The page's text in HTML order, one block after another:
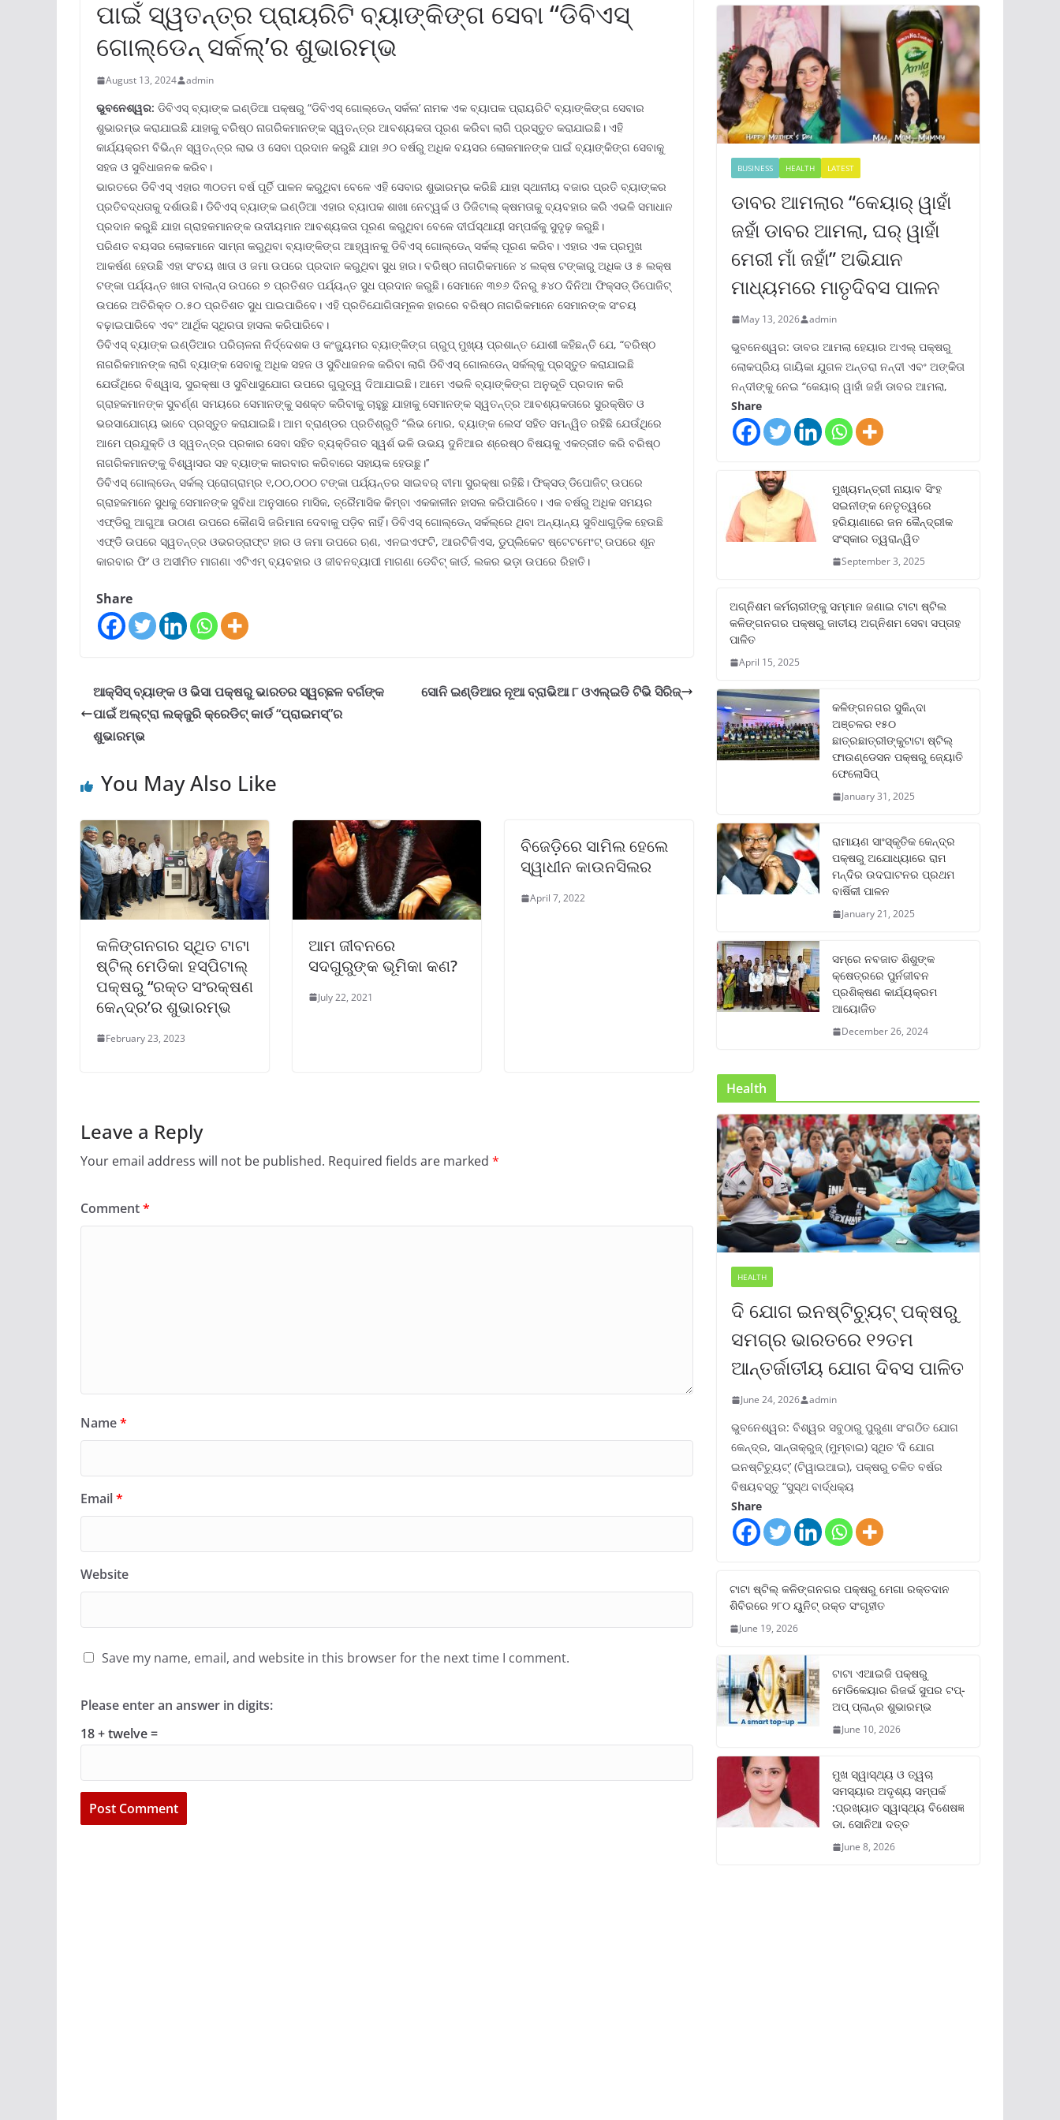
ପାଇଁ ସ୍ୱତନ୍ତ୍ର ପ୍ରାୟରିଟି ବ୍ୟାଙ୍କିଙ୍ଗ ସେବା “ଡିବିଏସ୍
ଗୋଲ୍‌ଡେନ୍ ସର୍କଲ୍‌’ର ଶୁଭାରମ୍ଭ
August 13, 2024 admin
ଭୁବନେଶ୍ୱର: ଡିବିଏସ୍ ବ୍ୟାଙ୍କ ଇଣ୍ଡିଆ ପକ୍ଷରୁ “ଡିବିଏସ୍ ଗୋଲ୍‌ଡେନ୍ ସର୍କଲ’ ନାମକ ଏକ ବ୍ୟାପକ ପ୍ରାୟରିଟି ବ୍ୟାଙ୍କିଙ୍ଗ ସେବାର
ଶୁଭାରମ୍ଭ କରାଯାଇଛି ଯାହାକୁ ବରିଷ୍ଠ ନାଗରିକମାନଙ୍କ ସ୍ୱତନ୍ତ୍ର ଆବଶ୍ୟକତା ପୂରଣ କରିବା ଲାଗି ପ୍ରସ୍ତୁତ କରାଯାଇଛି। ଏହି
କାର୍ଯ୍ୟକ୍ରମ ବିଭିନ୍ନ ସ୍ୱତନ୍ତ୍ର ଲାଭ ଓ ସେବା ପ୍ରଦାନ କରୁଛି ଯାହା ୬୦ ବର୍ଷରୁ ଅଧିକ ବୟସର ଲୋକମାନଙ୍କ ପାଇଁ ବ୍ୟାଙ୍କିଙ୍ଗ ସେବାକୁ
ସହଜ ଓ ସୁବିଧାଜନକ କରିବ।
ଭାରତରେ ଡିବିଏସ୍ ଏହାର ୩୦ତମ ବର୍ଷ ପୂର୍ତି ପାଳନ କରୁଥିବା ବେଳେ ଏହି ସେବାର ଶୁଭାରମ୍ଭ କରିଛି ଯାହା ସ୍ଥାନୀୟ ବଜାର ପ୍ରତି ବ୍ୟାଙ୍କର
ପ୍ରତିବଦ୍ଧତାକୁ ଦର୍ଶାଉଛି। ଡିବିଏସ୍ ବ୍ୟାଙ୍କ ଇଣ୍ଡିଆ ଏହାର ବ୍ୟାପକ ଶାଖା ନେଟ୍‌ୱର୍କ ଓ ଡିଜିଟାଲ୍ କ୍ଷମତାକୁ ବ୍ୟବହାର କରି ଏଭଳି ସମାଧାନ
ପ୍ରଦାନ କରୁଛି ଯାହା ଗ୍ରାହକମାନଙ୍କ ଉଦୀୟମାନ ଆବଶ୍ୟକତା ପୂରଣ କରୁଥିବା ବେଳେ ଦୀର୍ଘସ୍ଥାୟୀ ସମ୍ପର୍କକୁ ସୁଦୃଢ଼ କରୁଛି।
ପରିଣତ ବୟସର ଲୋକମାନେ ସାମ୍ନା କରୁଥିବା ବ୍ୟାଙ୍କିଙ୍ଗ ଆହ୍ୱାନକୁ ଡିବିଏସ୍ ଗୋଲ୍‌ଡେନ୍ ସର୍କଲ୍ ପୂରଣ କରିବ। ଏହାର ଏକ ପ୍ରମୁଖ
ଆକର୍ଷଣ ହେଉଛି ଏହା ସଂଚୟ ଖାତା ଓ ଜମା ଉପରେ ପ୍ରଦାନ କରୁଥିବା ସୁଧ ହାର। ବରିଷ୍ଠ ନାଗରିକମାନେ ୪ ଲକ୍ଷ ଟଙ୍କାରୁ ଅଧିକ ଓ ୫ ଲକ୍ଷ
ଟଙ୍କା ପର୍ଯ୍ୟନ୍ତ ଖାତା ବାଲାନ୍ସ ଉପରେ ୭ ପ୍ରତିଶତ ପର୍ଯ୍ୟନ୍ତ ସୁଧ ପ୍ରଦାନ କରୁଛି। ସେମାନେ ୩୭୬ ଦିନରୁ ୫୪୦ ଦିନିଆ ଫିକ୍ସଡ୍ ଡିପୋଜିଟ୍
ଉପରେ ଅତିରିକ୍ତ ୦.୫୦ ପ୍ରତିଶତ ସୁଧ ପାଇପାରିବେ। ଏହି ପ୍ରତିଯୋଗିତାମୂଳକ ହାରରେ ବରିଷ୍ଠ ନାଗରିକମାନେ ସେମାନଙ୍କ ସଂଚୟ
ବଢ଼ାଇପାରିବେ ଏବଂ ଆର୍ଥିକ ସ୍ଥିରତା ହାସଲ କରିପାରିବେ।
ଡିବିଏସ୍ ବ୍ୟାଙ୍କ ଇଣ୍ଡିଆର ପରିଚାଳନା ନିର୍ଦ୍ଦେଶକ ଓ କଂଜ୍ୟୁମର ବ୍ୟାଙ୍କିଙ୍ଗ ଗ୍ରୁପ୍ ମୁଖ୍ୟ ପ୍ରଶାନ୍ତ ଯୋଶୀ କହିଛନ୍ତି ଯେ, “ବରିଷ୍ଠ
ନାଗରିକମାନଙ୍କ ଲାଗି ବ୍ୟାଙ୍କ ସେବାକୁ ଅଧିକ ସହଜ ଓ ସୁବିଧାଜନକ କରିବା ଲାଗି ଡିବିଏସ୍ ଗୋଲଡେନ୍ ସର୍କଲ୍‌କୁ ପ୍ରସ୍ତୁତ କରାଯାଇଛି
ଯେଉଁଥିରେ ବିଶ୍ୱାସ, ସୁରକ୍ଷା ଓ ସୁବିଧାସୁଯୋଗ ଉପରେ ଗୁରୁତ୍ୱ ଦିଆଯାଇଛି। ଆମେ ଏଭଳି ବ୍ୟାଙ୍କିଙ୍ଗ ଅନୁଭୂତି ପ୍ରଦାନ କରି
ଗ୍ରାହକମାନଙ୍କ ସୁବର୍ଣ୍ଣ ସମୟରେ ସେମାନଙ୍କୁ ସଶକ୍ତ କରିବାକୁ ଚାହୁଛୁ ଯାହାକୁ ସେମାନଙ୍କ ସ୍ୱତନ୍ତ୍ର ଆବଶ୍ୟକତାରେ ସୁରକ୍ଷିତ ଓ
ଭରସାଯୋଗ୍ୟ ଭାବେ ପ୍ରସ୍ତୁତ କରାଯାଇଛି। ଆମ ବ୍ରାଣ୍ଡର ପ୍ରତିଶ୍ରୁତି “ଲିଭ ମୋର, ବ୍ୟାଙ୍କ ଲେସ’ ସହିତ ସମନ୍ୱିତ ରହିଛି ଯେଉଁଥିରେ
ଆମେ ପ୍ରଯୁକ୍ତି ଓ ସ୍ୱତନ୍ତ୍ର ପ୍ରକାର ସେବା ସହିତ ବ୍ୟକ୍ତିଗତ ସ୍ୱର୍ଶ ଭଳି ଉଭୟ ଦୁନିଆର ଶ୍ରେଷ୍ଠ ବିଷୟକୁ ଏକତ୍ରୀତ କରି ବରିଷ୍ଠ
ନାଗରିକମାନଙ୍କୁ ବିଶ୍ୱାସର ସହ ବ୍ୟାଙ୍କ କାରବାର କରିବାରେ ସହାୟକ ହେଉଛୁ।’’
ଡିବିଏସ୍ ଗୋଲ୍‌ଡେନ୍ ସର୍କଲ୍ ପ୍ରୋଗ୍ରାମ୍‌ର ୧,୦୦,୦୦୦ ଟଙ୍କା ପର୍ଯ୍ୟନ୍ତର ସାଇବର୍ ବୀମା ସୁରକ୍ଷା ରହିଛି। ଫିକ୍ସଡ୍ ଡିପୋଜିଟ୍ ଉପରେ
ଗ୍ରାହକମାନେ ସୁଧକୁ ସେମାନଙ୍କ ସୁବିଧା ଅନୁସାରେ ମାସିକ, ତ୍ରୈମାସିକ କିମ୍ବା ଏକକାଳୀନ ହାସଲ କରିପାରିବେ। ଏକ ବର୍ଷରୁ ଅଧିକ ସମୟର
ଏଫ୍‌ଡିରୁ ଆଗୁଆ ଉଠାଣ ଉପରେ କୌଣସି ଜରିମାନା ଦେବାକୁ ପଡ଼ିବ ନାହିଁ। ଡିବିଏସ୍ ଗୋଲ୍‌ଡେନ୍ ସର୍କଲ୍‌ରେ ଥିବା ଅନ୍ୟାନ୍ୟ ସୁବିଧାଗୁଡ଼ିକ ହେଉଛି
ଏଫ୍‌ଡି ଉପରେ ସ୍ୱତନ୍ତ୍ର ଓଭରଡ୍ରାଫ୍‌ଟ ହାର ଓ ଜମା ଉପରେ ଋଣ, ଏନଇଏଫଟି, ଆରଟିଜିଏସ, ଡୁପ୍ଲିକେଟ ଷ୍ଟେଟମେଂଟ୍ ଉପରେ ଶୂନ
କାରବାର ଫି’ ଓ ଅସୀମିତ ମାଗଣା ଏଟିଏମ୍ ବ୍ୟବହାର ଓ ଜୀବନବ୍ୟାପୀ ମାଗଣା ଡେବିଟ୍ କାର୍ଡ, ଲକର ଭଡ଼ା ଉପରେ ରିହାତି।
Share
ଆକ୍ସିସ୍ ବ୍ୟାଙ୍କ ଓ ଭିସା ପକ୍ଷରୁ ଭାରତର ସ୍ୱଚ୍ଛଳ ବର୍ଗଙ୍କ
ପାଇଁ ଅଲ୍‌ଟ୍ରା ଲକ୍‌ଜୁରି କ୍ରେଡିଟ୍ କାର୍ଡ “ପ୍ରାଇମସ୍‌”ର
ଶୁଭାରମ୍ଭ
ସୋନି ଇଣ୍ଡିଆର ନୂଆ ବ୍ରାଭିଆ ୮ ଓଏଲ୍‌ଇଡି ଟିଭି ସିରିଜ୍‌
You May Also Like
କଳିଙ୍ଗନଗର ସ୍ଥିତ ଟାଟା
ଷ୍ଟିଲ୍ ମେଡିକା ହସ୍ପିଟାଲ୍
ପକ୍ଷରୁ “ରକ୍ତ ସଂରକ୍ଷଣ
କେନ୍ଦ୍ର’ର ଶୁଭାରମ୍ଭ
February 23, 2023
ଆମ ଜୀବନରେ
ସଦଗୁରୁଙ୍କ ଭୂମିକା କଣ?
July 22, 2021
ବିଜେଡ଼ିରେ ସାମିଲ ହେଲେ
ସ୍ୱାଧୀନ କାଉନସିଲର
April 7, 2022
Leave a Reply
Your email address will not be published. Required fields are marked *
Comment*
Name*
Email*
Website
Save my name, email, and website in this browser for the next time I comment.
Please enter an answer in digits:
18 + twelve =
BUSINESS HEALTH LATEST
ଡାବର ଆମଲାର “କେୟାର୍ ୱାହାଁ
ଜହାଁ ଡାବର ଆମଲା, ଘର୍ ୱାହାଁ
ମେରୀ ମାଁ ଜହାଁ” ଅଭିଯାନ
ମାଧ୍ୟମରେ ମାତୃଦିବସ ପାଳନ
May 13, 2026 admin
ଭୁବନେଶ୍ୱର: ଡାବର ଆମଲା ହେୟାର ଅଏଲ୍ ପକ୍ଷରୁ
ଲୋକପ୍ରିୟ ଗାୟିକା ଯୁଗଳ ଅନ୍ତରା ନନ୍ଦୀ ଏବଂ ଅଙ୍କିତା
ନନ୍ଦୀଙ୍କୁ ନେଇ “କେୟାର୍ ୱାହାଁ ଜହାଁ ଡାବର ଆମଲା,
Share
ମୁଖ୍ୟମନ୍ତ୍ରୀ ନାୟାବ ସିଂହ
ସଇନୀଙ୍କ ନେତୃତ୍ୱରେ
ହରିୟାଣାରେ ଜନ କୈନ୍ଦ୍ରୀକ
ସଂସ୍କାର ତ୍ୱରାନ୍ୱିତ
September 3, 2025
ଅଗ୍ନିଶମ କର୍ମଚାରୀଙ୍କୁ ସମ୍ମାନ ଜଣାଇ ଟାଟା ଷ୍ଟିଲ
କଳିଙ୍ଗନଗର ପକ୍ଷରୁ ଜାତୀୟ ଅଗ୍ନିଶମ ସେବା ସପ୍ତାହ
ପାଳିତ
April 15, 2025
କଳିଙ୍ଗନଗର ସୁକିନ୍ଦା
ଅଞ୍ଚଳର ୧୫୦
ଛାତ୍ରଛାତ୍ରୀଙ୍କୁଟାଟା ଷ୍ଟିଲ୍
ଫାଉଣ୍ଡେସନ ପକ୍ଷରୁ ଜ୍ୟୋତି
ଫେଲୋସିପ୍‌
January 31, 2025
ରାମାୟଣ ସାଂସ୍କୃତିକ କେନ୍ଦ୍ର
ପକ୍ଷରୁ ଅଯୋଧ୍ୟାରେ ରାମ
ମନ୍ଦିର ଉଦଘାଟନର ପ୍ରଥମ
ବାର୍ଷିକୀ ପାଳନ
January 21, 2025
ସମ୍‌ରେ ନବଜାତ ଶିଶୁଙ୍କ
କ୍ଷେତ୍ରରେ ପୁର୍ନଜୀବନ
ପ୍ରଶିକ୍ଷଣ କାର୍ଯ୍ୟକ୍ରମ
ଆୟୋଜିତ
December 26, 2024
Health
HEALTH
ଦି ଯୋଗ ଇନଷ୍ଟିଚ୍ୟୁଟ୍ ପକ୍ଷରୁ
ସମଗ୍ର ଭାରତରେ ୧୨ତମ
ଆନ୍ତର୍ଜାତୀୟ ଯୋଗ ଦିବସ ପାଳିତ
June 24, 2026 admin
ଭୁବନେଶ୍ୱର: ବିଶ୍ୱର ସବୁଠାରୁ ପୁରୁଣା ସଂଗଠିତ ଯୋଗ
କେନ୍ଦ୍ର, ସାନ୍ତାକ୍ରୁଜ୍ (ମୁମ୍ବାଇ) ସ୍ଥିତ ‘ଦି ଯୋଗ
ଇନଷ୍ଟିଚ୍ୟୁଟ୍‌’ (ଟିୱାଇଆଇ), ପକ୍ଷରୁ ଚଳିତ ବର୍ଷର
ବିଷୟବସ୍ତୁ “ସୁସ୍ଥ ବାର୍ଦ୍ଧକ୍ୟ
Share
ଟାଟା ଷ୍ଟିଲ୍‌ କଳିଙ୍ଗନଗର ପକ୍ଷରୁ ମେଗା ରକ୍ତଦାନ
ଶିବିରରେ ୨୮୦ ୟୁନିଟ୍‌ ରକ୍ତ ସଂଗୃହୀତ
June 19, 2026
ଟାଟା ଏଆଇଜି ପକ୍ଷରୁ
ମେଡିକେୟାର ରିଜର୍ଭ ସୁପର ଟପ୍‌-
ଅପ୍ ପ୍ଲାନ୍‌ର ଶୁଭାରମ୍ଭ
June 10, 2026
ମୁଖ ସ୍ୱାସ୍ଥ୍ୟ ଓ ତ୍ୱଚା
ସମସ୍ୟାର ଅଦୃଶ୍ୟ ସମ୍ପର୍କ
:ପ୍ରଖ୍ୟାତ ସ୍ୱାସ୍ଥ୍ୟ ବିଶେଷଜ୍ଞ
ଡା. ସୋନିଆ ଦତ୍ତ
June 8, 2026